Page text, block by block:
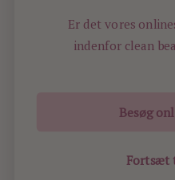
I
ILOVEBEAUTY.DK -
Er det vores
indenfor clean
Besøg
Fortsæt